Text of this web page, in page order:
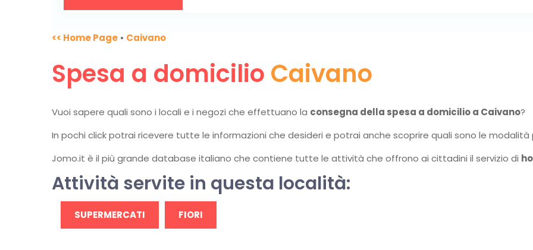
<< Home Page • Caivano
Spesa a domicilio Caivano
Vuoi sapere quali sono i locali e i negozi che effettuano la consegna della spesa a domicilio a Caivano?
In pochi click potrai ricevere tutte le informazioni che desideri e potrai anche scoprire quali sono le
Jomo.it è il più grande database italiano che contiene tutte le attività che offrono ai cittadini il servizio di
Attività servite in questa località:
SUPERMERCATI FIORI